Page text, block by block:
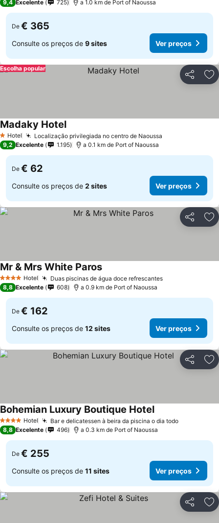
9,4 Excelente 725 a 1.0 km de Port of Naoussa
De € 365
Consulte os preços de 9 sites Ver preços
Partilhar
Escolha popular
1 Estrelas
Hotel Localização privilegiada no centro de Naoussa
Madaky HotelVer preços
9,2 Excelente 1.195 a 0.1 km de Port of Naoussa
De € 62
Consulte os preços de 2 sites Ver preços
Partilhar
4 EstrelasHotel Duas piscinas de água doce refrescantesVer preços
Mr & Mrs White ParosVer preços
8,8 Excelente 608 a 0.9 km de Port of Naoussa
De € 162
Consulte os preços de 12 sites Ver preços
Partilhar
4 EstrelasHotel Bar e delicatessen à beira da piscina o dia todoVer preços
Bohemian Luxury Boutique HotelVer preços
8,8 Excelente 496 a 0.3 km de Port of Naoussa
De € 255
Consulte os preços de 11 sites Ver preços
Partilhar